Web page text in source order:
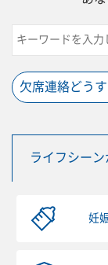
欠席連絡どう
ライフシー
妊